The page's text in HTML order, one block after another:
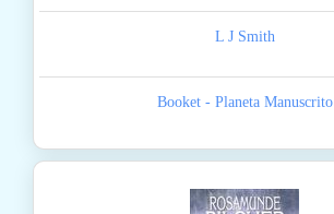
L J Smith
Booket - Planeta Manuscrito